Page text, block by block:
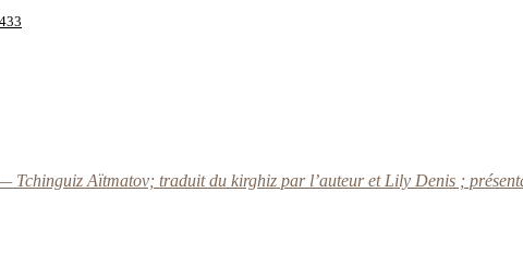
Aïtmatov; traduit du kirghiz par l’auteur et Lily Denis ;